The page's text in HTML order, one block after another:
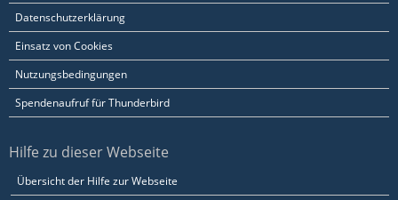
Datenschutzerklärung
Einsatz von Cookies
Nutzungsbedingungen
Spendenaufruf für Thunderbird
Hilfe zu dieser Webseite
Übersicht der Hilfe zur Webseite